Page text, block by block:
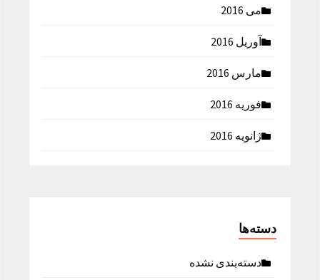
می 2016
آوریل 2016
مارس 2016
فوریه 2016
ژانویه 2016
دسته‌ها
دسته‌بندی نشده